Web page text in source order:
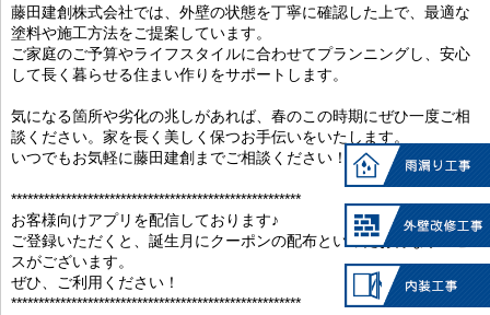
藤田建創株式会社では、外壁の状態を丁寧に確認した上で、最適な
塗料や施工方法をご提案しています。
ご家庭のご予算やライフスタイルに合わせてプランニングし、安心
して長く暮らせる住まい作りをサポートします。
気になる箇所や劣化の兆しがあれば、春のこの時期にぜひ一度ご相
談ください。家を長く美しく保つお手伝いをいたします。
いつでもお気軽に藤田建創までご相談ください！
*****************************************************
お客様向けアプリを配信しております♪
ご登録いただくと、誕生月にクーポンの配布といったお得なサービ
スがございます。
ぜひ、ご利用ください！
*****************************************************